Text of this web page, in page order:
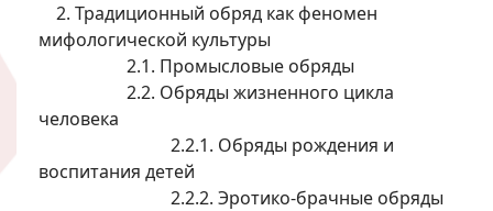
2. Традиционный обряд как феномен
мифологической культуры
2.1. Промысловые обряды
2.2. Обряды жизненного цикла
человека
2.2.1. Обряды рождения и
воспитания детей
2.2.2. Эротико-брачные обряды